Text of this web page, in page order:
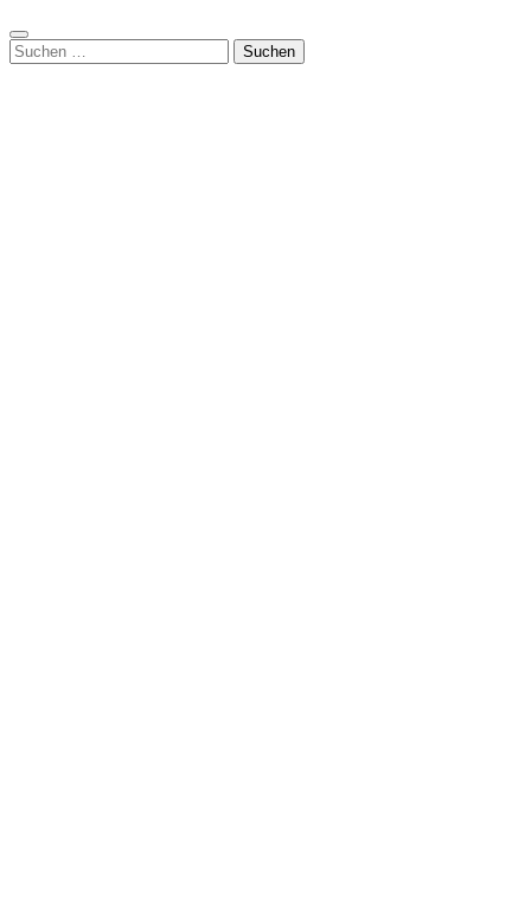
Suchen
nach: